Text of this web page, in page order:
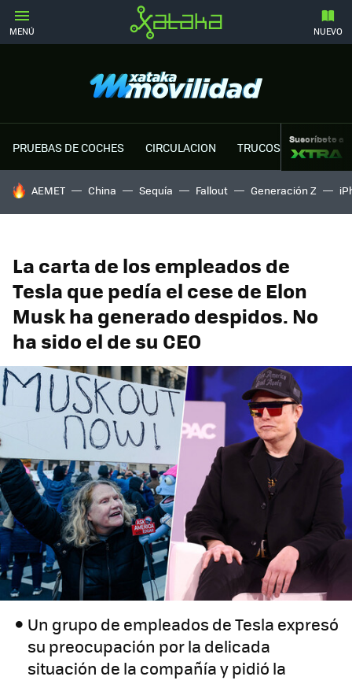
MENÚ NUEVO
PRUEBAS DE COCHES CIRCULACION TRUCOS MOTOR
Suscríbete a
HOY SE HABLA DE
AEMET China Sequía Fallout Generación Z
La carta de los empleados de
Tesla que pedía el cese de Elon
Musk ha generado despidos. No
ha sido el de su CEO
Un grupo de empleados de Tesla expresó
su preocupación por la delicada
situación de la compañía y pidió la